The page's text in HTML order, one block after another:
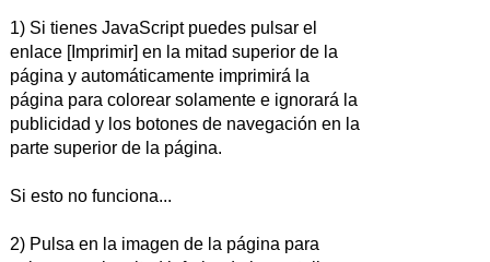
1) Si tienes JavaScript puedes pulsar el
enlace [Imprimir] en la mitad superior de la
página y automáticamente imprimirá la
página para colorear solamente e ignorará la
publicidad y los botones de navegación en la
parte superior de la página.
Si esto no funciona...
2) Pulsa en la imagen de la página para